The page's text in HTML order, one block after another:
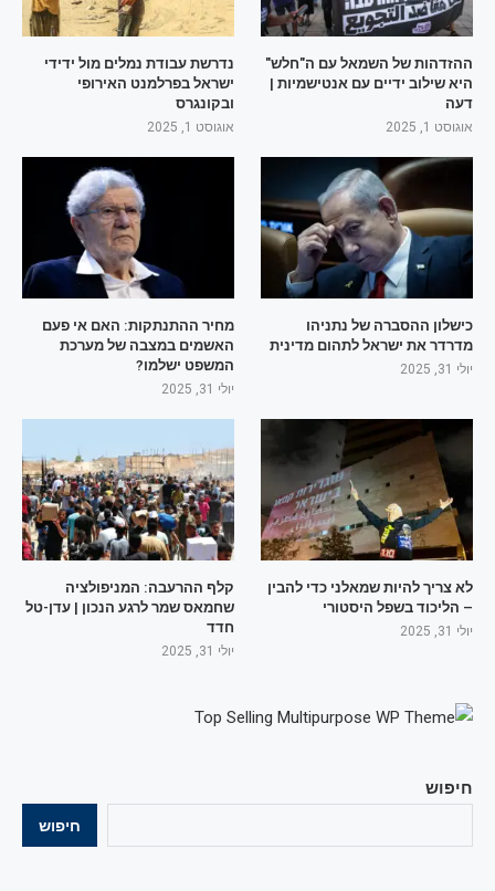
חיפוש
חיפוש
ההזדהות של השמאל עם ה"חלש"
היא שילוב ידיים עם אנטישמיות |
דעה
אוגוסט 1, 2025
נדרשת עבודת נמלים מול ידידי
ישראל בפרלמנט האירופי
ובקונגרס
אוגוסט 1, 2025
כישלון ההסברה של נתניהו
מדרדר את ישראל לתהום מדינית
יולי 31, 2025
מחיר ההתנתקות: האם אי פעם
האשמים במצבה של מערכת
המשפט ישלמו?
יולי 31, 2025
לא צריך להיות שמאלני כדי להבין
– הליכוד בשפל היסטורי
יולי 31, 2025
קלף ההרעבה: המניפולציה
שחמאס שמר לרגע הנכון | עדן-טל
חדד
יולי 31, 2025